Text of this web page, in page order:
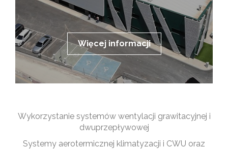
Więcej informacji
Wykorzystanie systemów wentylacji grawitacyjnej i
dwuprzepływowej
Systemy aerotermicznej klimatyzacji i CWU oraz